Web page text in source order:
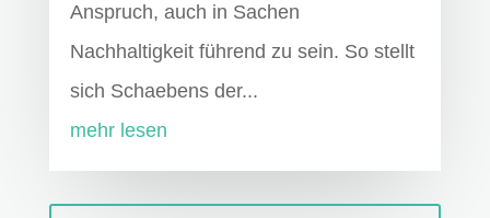
Anspruch, auch in Sachen
Nachhaltigkeit führend zu sein. So stellt
sich Schaebens der...
mehr lesen